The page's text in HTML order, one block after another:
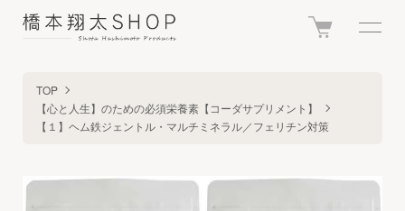
TOP
【心と人生】のための必須栄養素【コーダサプリメント】
【１】ヘム鉄ジェントル・マルチミネラル／フェリチン対策